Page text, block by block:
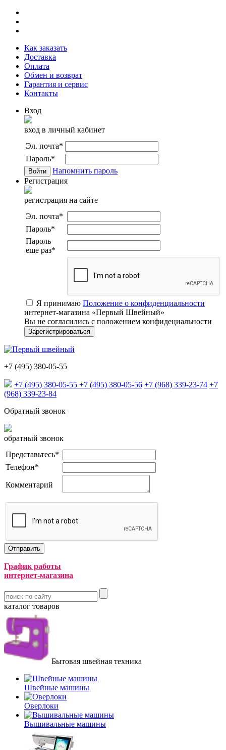
Как заказать
Доставка
Оплата
Обмен и возврат
Гарантия и сервис
Контакты
Вход
вход в личный кабинет
Эл. почта*
Пароль*
Напомнить пароль
Регистрация
регистрация на сайте
Эл. почта*
Пароль*
Пароль
еще раз*
Я принимаю Положение о конфиденциальности
интернет-магазина «Первый Швейный»
Вы не согласились с положением конфидециальности
+7 (495) 380-05-55
+7 (495) 380-05-55 +7 (495) 380-05-56 +7 (968) 339-23-74 +7
(968) 339-23-84
Обратный звонок
обратный звонок
Представьтесь*
Телефон*
Комментарий
График работы
интернет-магазина
каталог товаров
Бытовая швейная техника
Швейные машины
Оверлоки
Вышивальные машины